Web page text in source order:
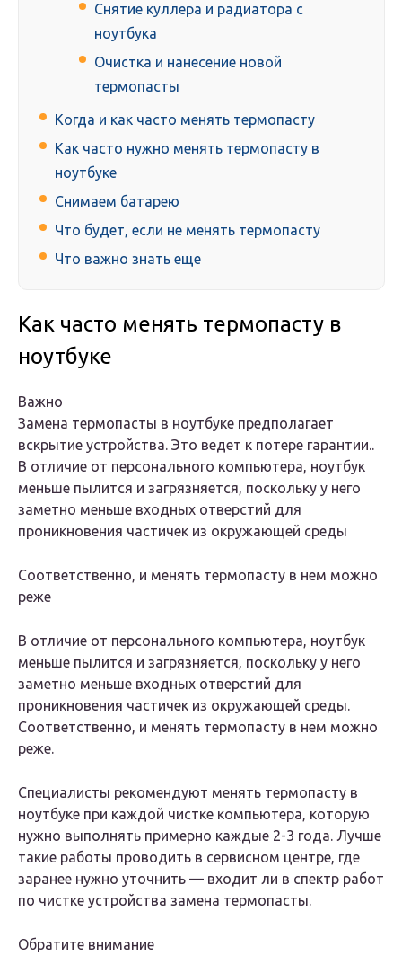
Снятие куллера и радиатора с
ноутбука
Очистка и нанесение новой
термопасты
Когда и как часто менять термопасту
Как часто нужно менять термопасту в
ноутбуке
Снимаем батарею
Что будет, если не менять термопасту
Что важно знать еще
Как часто менять термопасту в
ноутбуке
Важно
Замена термопасты в ноутбуке предполагает
вскрытие устройства. Это ведет к потере гарантии..
В отличие от персонального компьютера, ноутбук
меньше пылится и загрязняется, поскольку у него
заметно меньше входных отверстий для
проникновения частичек из окружающей среды
Соответственно, и менять термопасту в нем можно
реже
В отличие от персонального компьютера, ноутбук
меньше пылится и загрязняется, поскольку у него
заметно меньше входных отверстий для
проникновения частичек из окружающей среды.
Соответственно, и менять термопасту в нем можно
реже.
Специалисты рекомендуют менять термопасту в
ноутбуке при каждой чистке компьютера, которую
нужно выполнять примерно каждые 2-3 года. Лучше
такие работы проводить в сервисном центре, где
заранее нужно уточнить — входит ли в спектр работ
по чистке устройства замена термопасты.
Обратите внимание